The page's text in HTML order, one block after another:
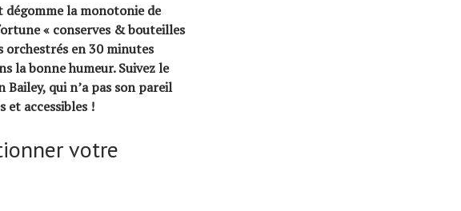
dégomme la monotonie de
« conserves & bouteilles
orchestrés en 30 minutes
la bonne humeur. Suivez le
qui n’a pas son pareil
et accessibles !
votre